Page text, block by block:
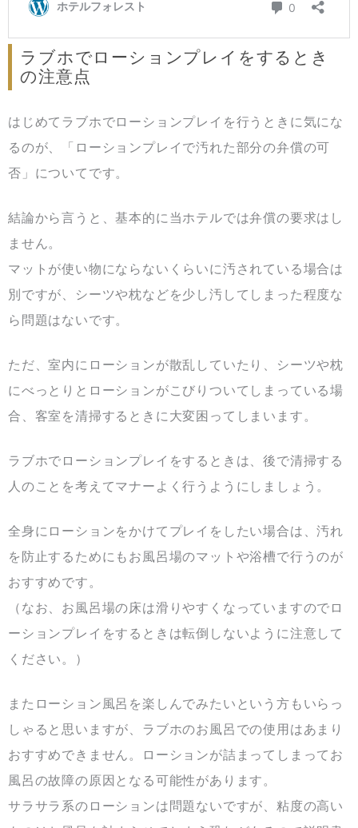
ラブホでローションプレイをするとき
の注意点
はじめてラブホでローションプレイを行うときに気にな
るのが、「ローションプレイで汚れた部分の弁償の可
否」についてです。
結論から言うと、基本的に当ホテルでは弁償の要求はし
ません。
マットが使い物にならないくらいに汚されている場合は
別ですが、シーツや枕などを少し汚してしまった程度な
ら問題はないです。
ただ、室内にローションが散乱していたり、シーツや枕
にべっとりとローションがこびりついてしまっている場
合、客室を清掃するときに大変困ってしまいます。
ラブホでローションプレイをするときは、後で清掃する
人のことを考えてマナーよく行うようにしましょう。
全身にローションをかけてプレイをしたい場合は、汚れ
を防止するためにもお風呂場のマットや浴槽で行うのが
おすすめです。
（なお、お風呂場の床は滑りやすくなっていますのでロ
ーションプレイをするときは転倒しないように注意して
ください。）
またローション風呂を楽しんでみたいという方もいらっ
しゃると思いますが、ラブホのお風呂での使用はあまり
おすすめできません。ローションが詰まってしまってお
風呂の故障の原因となる可能性があります。
サラサラ系のローションは問題ないですが、粘度の高い